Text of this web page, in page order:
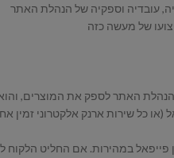
עובדיה וספקיה של הנהלת האתר
של מעשה כזה
כל שירות ארנק אלקטרוני זמין
פייפאל במהירות. אם החליט